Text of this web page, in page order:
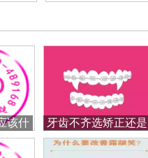
该什
牙齿不齐选矫正还是
烤瓷牙？